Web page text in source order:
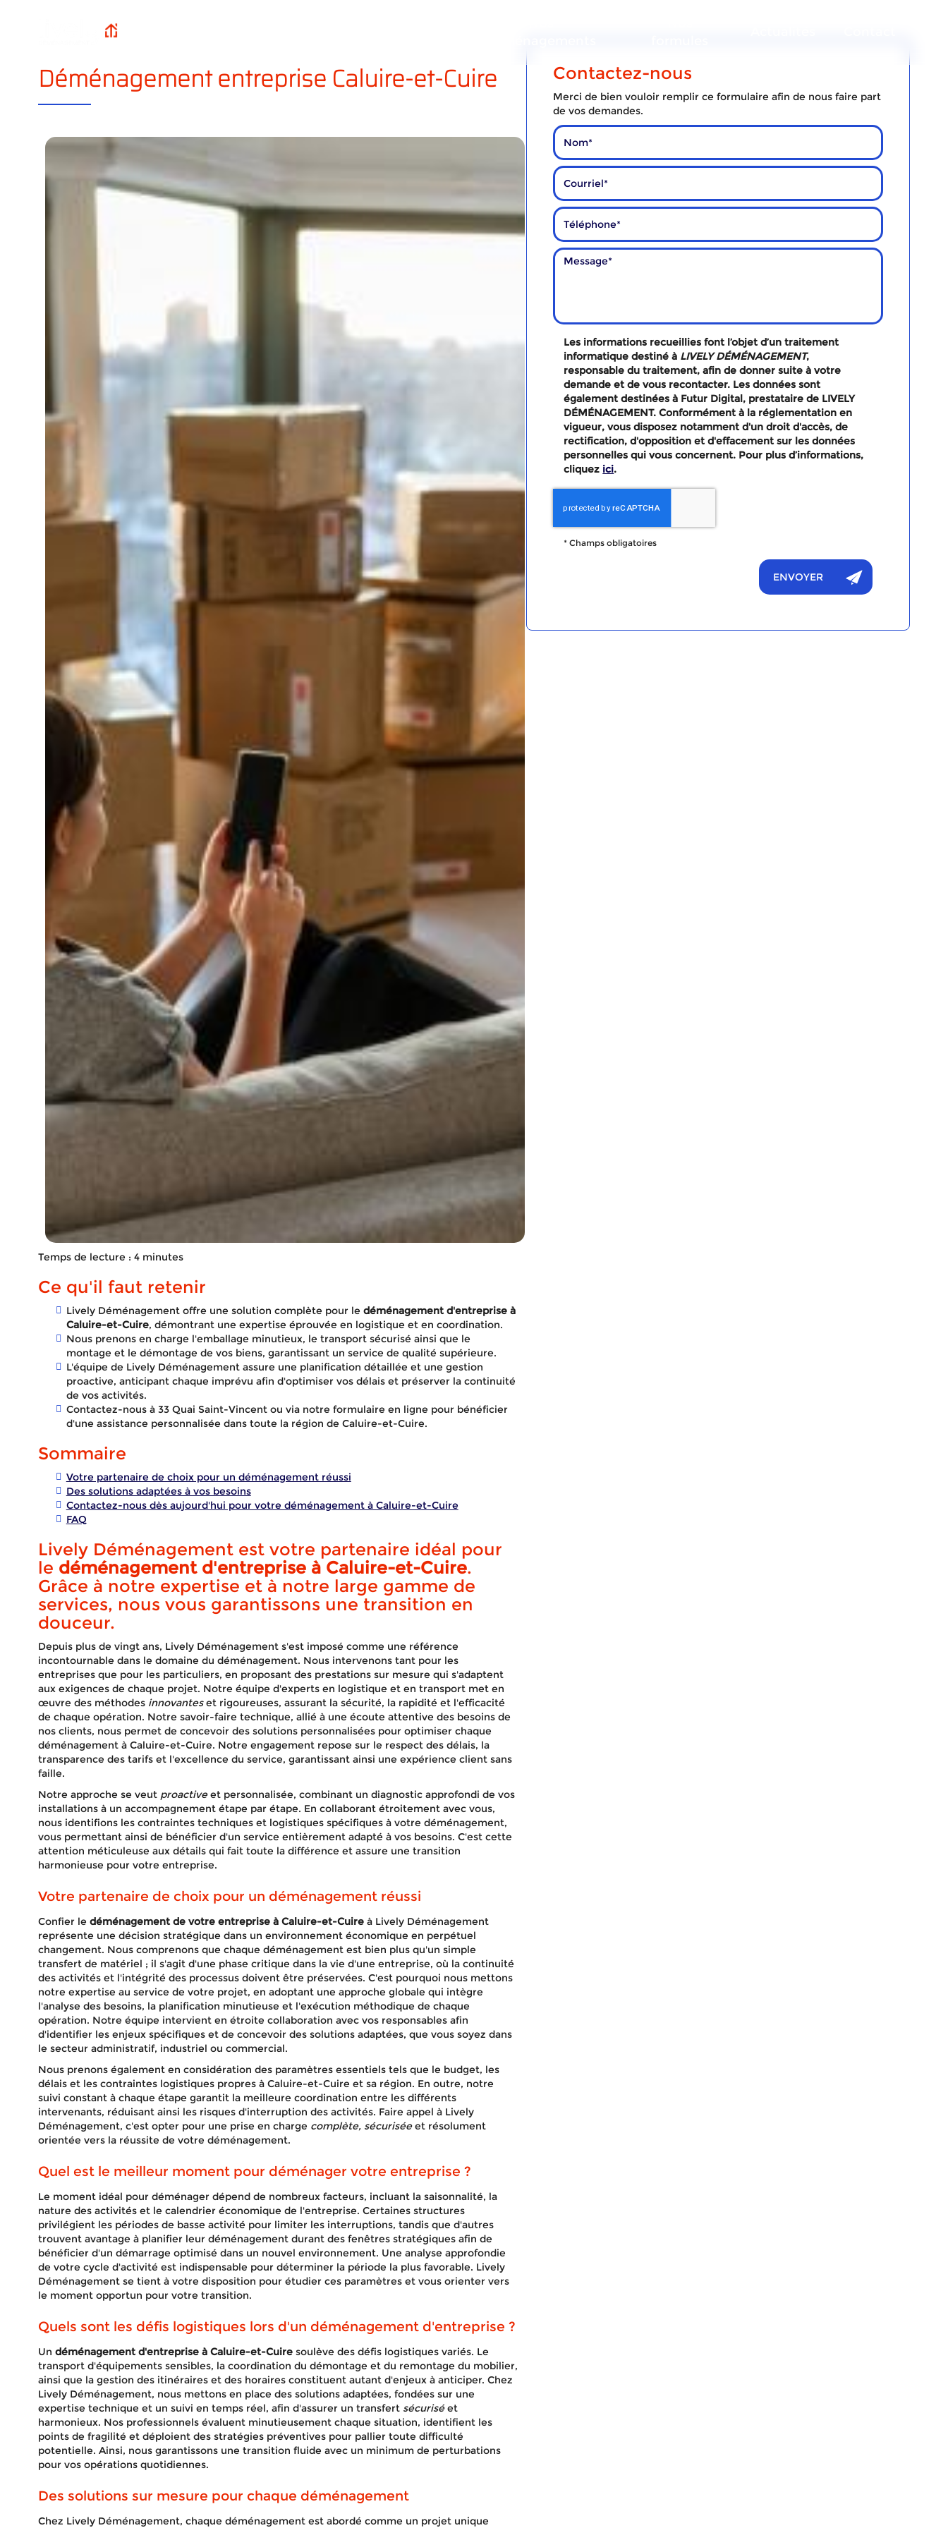
Déménagement entreprise
Caluire-et-Cuire
APPELEZ-NOUS !
Déménagement entreprise Caluire-et-Cuire
Temps de lecture : 4 minutes
Ce qu'il faut retenir
Lively Déménagement offre une solution complète pour le déménagement d'entreprise à
Caluire-et-Cuire, démontrant une expertise éprouvée en logistique et en coordination.
Nous prenons en charge l'emballage minutieux, le transport sécurisé ainsi que le
montage et le démontage de vos biens, garantissant un service de qualité supérieure.
L'équipe de Lively Déménagement assure une planification détaillée et une gestion
proactive, anticipant chaque imprévu afin d'optimiser vos délais et préserver la continuité
de vos activités.
Contactez-nous à 33 Quai Saint-Vincent ou via notre formulaire en ligne pour bénéficier
d'une assistance personnalisée dans toute la région de Caluire-et-Cuire.
Sommaire
Votre partenaire de choix pour un déménagement réussi
Des solutions adaptées à vos besoins
Contactez-nous dès aujourd'hui pour votre déménagement à Caluire-et-Cuire
FAQ
Lively Déménagement est votre partenaire idéal pour
le déménagement d'entreprise à Caluire-et-Cuire.
Grâce à notre expertise et à notre large gamme de
services, nous vous garantissons une transition en
douceur.
Depuis plus de vingt ans, Lively Déménagement s'est imposé comme une référence
incontournable dans le domaine du déménagement. Nous intervenons tant pour les
entreprises que pour les particuliers, en proposant des prestations sur mesure qui s'adaptent
aux exigences de chaque projet. Notre équipe d'experts en logistique et en transport met en
œuvre des méthodes innovanteset rigoureuses, assurant la sécurité, la rapidité et l'efficacité
de chaque opération. Notre savoir-faire technique, allié à une écoute attentive des besoins de
nos clients, nous permet de concevoir des solutions personnalisées pour optimiser chaque
déménagement à Caluire-et-Cuire. Notre engagement repose sur le respect des délais, la
transparence des tarifs et l'excellence du service, garantissant ainsi une expérience client sans
faille.
Notre approche se veut proactiveet personnalisée, combinant un diagnostic approfondi de vos
installations à un accompagnement étape par étape. En collaborant étroitement avec vous,
nous identifions les contraintes techniques et logistiques spécifiques à votre déménagement,
vous permettant ainsi de bénéficier d'un service entièrement adapté à vos besoins. C'est cette
attention méticuleuse aux détails qui fait toute la différence et assure une transition
harmonieuse pour votre entreprise.
Votre partenaire de choix pour un déménagement réussi
Confier le déménagement de votre entreprise à Caluire-et-Cuireà Lively Déménagement
représente une décision stratégique dans un environnement économique en perpétuel
changement. Nous comprenons que chaque déménagement est bien plus qu'un simple
transfert de matériel ; il s'agit d'une phase critique dans la vie d'une entreprise, où la continuité
des activités et l'intégrité des processus doivent être préservées. C'est pourquoi nous mettons
notre expertise au service de votre projet, en adoptant une approche globale qui intègre
l'analyse des besoins, la planification minutieuse et l'exécution méthodique de chaque
opération. Notre équipe intervient en étroite collaboration avec vos responsables afin
d'identifier les enjeux spécifiques et de concevoir des solutions adaptées, que vous soyez dans
le secteur administratif, industriel ou commercial.
Nous prenons également en considération des paramètres essentiels tels que le budget, les
délais et les contraintes logistiques propres à Caluire-et-Cuire et sa région. En outre, notre
suivi constant à chaque étape garantit la meilleure coordination entre les différents
intervenants, réduisant ainsi les risques d'interruption des activités. Faire appel à Lively
Déménagement, c'est opter pour une prise en charge complète, sécuriséeet résolument
orientée vers la réussite de votre déménagement.
Quel est le meilleur moment pour déménager votre entreprise ?
Le moment idéal pour déménager dépend de nombreux facteurs, incluant la saisonnalité, la
nature des activités et le calendrier économique de l'entreprise. Certaines structures
privilégient les périodes de basse activité pour limiter les interruptions, tandis que d'autres
trouvent avantage à planifier leur déménagement durant des fenêtres stratégiques afin de
bénéficier d'un démarrage optimisé dans un nouvel environnement. Une analyse approfondie
de votre cycle d'activité est indispensable pour déterminer la période la plus favorable. Lively
Déménagement se tient à votre disposition pour étudier ces paramètres et vous orienter vers
le moment opportun pour votre transition.
Quels sont les défis logistiques lors d'un déménagement d'entreprise ?
Un déménagement d'entreprise à Caluire-et-Cuiresoulève des défis logistiques variés. Le
transport d'équipements sensibles, la coordination du démontage et du remontage du mobilier,
ainsi que la gestion des itinéraires et des horaires constituent autant d'enjeux à anticiper. Chez
Lively Déménagement, nous mettons en place des solutions adaptées, fondées sur une
expertise technique et un suivi en temps réel, afin d'assurer un transfert sécuriséet
harmonieux. Nos professionnels évaluent minutieusement chaque situation, identifient les
points de fragilité et déploient des stratégies préventives pour pallier toute difficulté
potentielle. Ainsi, nous garantissons une transition fluide avec un minimum de perturbations
pour vos opérations quotidiennes.
Des solutions sur mesure pour chaque déménagement
Chez Lively Déménagement, chaque déménagement est abordé comme un projet unique
Contactez-nous
Merci de bien vouloir remplir ce formulaire afin de nous faire part
de vos demandes.
Les informations recueillies font l’objet d’un traitement
informatique destiné à LIVELY DÉMÉNAGEMENT,
responsable du traitement, afin de donner suite à votre
demande et de vous recontacter. Les données sont
également destinées à Futur Digital, prestataire de LIVELY
DÉMÉNAGEMENT. Conformément à la réglementation en
vigueur, vous disposez notamment d'un droit d'accès, de
rectification, d'opposition et d'effacement sur les données
personnelles qui vous concernent. Pour plus d’informations,
cliquez ici.
*Champs obligatoires